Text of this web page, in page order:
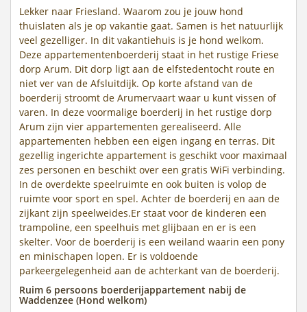
Lekker naar Friesland. Waarom zou je jouw hond
thuislaten als je op vakantie gaat. Samen is het natuurlijk
veel gezelliger. In dit vakantiehuis is je hond welkom.
Deze appartementenboerderij staat in het rustige Friese
dorp Arum. Dit dorp ligt aan de elfstedentocht route en
niet ver van de Afsluitdijk. Op korte afstand van de
boerderij stroomt de Arumervaart waar u kunt vissen of
varen. In deze voormalige boerderij in het rustige dorp
Arum zijn vier appartementen gerealiseerd. Alle
appartementen hebben een eigen ingang en terras. Dit
gezellig ingerichte appartement is geschikt voor maximaal
zes personen en beschikt over een gratis WiFi verbinding.
In de overdekte speelruimte en ook buiten is volop de
ruimte voor sport en spel. Achter de boerderij en aan de
zijkant zijn speelweides.Er staat voor de kinderen een
trampoline, een speelhuis met glijbaan en er is een
skelter. Voor de boerderij is een weiland waarin een pony
en minischapen lopen. Er is voldoende
parkeergelegenheid aan de achterkant van de boerderij.
Ruim 6 persoons boerderijappartement nabij de
Waddenzee (Hond welkom)